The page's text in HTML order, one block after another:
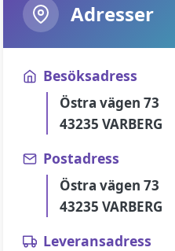
Adresser
Besöksadress
Östra vägen 73
43235 VARBERG
Postadress
Östra vägen 73
43235 VARBERG
Leveransadress